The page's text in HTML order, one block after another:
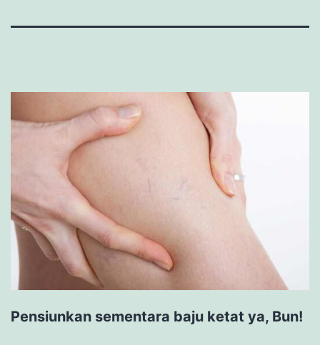
Pensiunkan sementara baju ketat ya, Bun!